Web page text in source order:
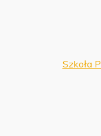
Szkoła